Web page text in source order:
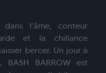
dans l’âme, conteur
et la chillance
bercer. Un jour à
BARROW est